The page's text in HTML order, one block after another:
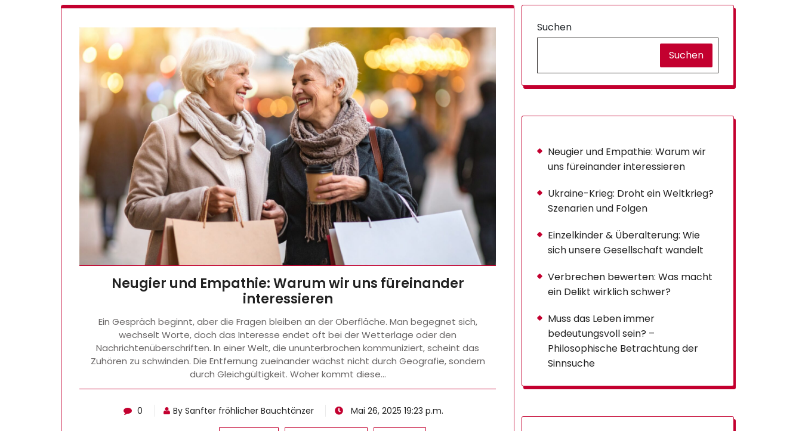
Neugier und Empathie: Warum wir uns füreinander
interessieren
Ein Gespräch beginnt, aber die Fragen bleiben an der Oberfläche. Man begegnet sich,
wechselt Worte, doch das Interesse endet oft bei der Wetterlage oder den
Nachrichtenüberschriften. In einer Welt, die ununterbrochen kommuniziert, scheint das
Zuhören zu schwinden. Die Entfernung zueinander wächst nicht durch Geografie, sondern
durch Gleichgültigkeit. Woher kommt diese…
0 By Sanfter fröhlicher Bauchtänzer Mai 26, 2025 19:23 p.m.
Suchen
Suchen
Neugier und Empathie: Warum wir
uns füreinander interessieren
Ukraine-Krieg: Droht ein Weltkrieg?
Szenarien und Folgen
Einzelkinder & Überalterung: Wie
sich unsere Gesellschaft wandelt
Verbrechen bewerten: Was macht
ein Delikt wirklich schwer?
Muss das Leben immer
bedeutungsvoll sein? –
Philosophische Betrachtung der
Sinnsuche